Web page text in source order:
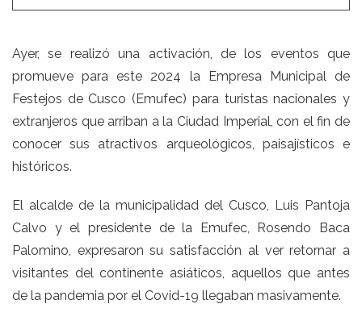
Ayer, se realizó una activación, de los eventos que
promueve para este 2024 la Empresa Municipal de
Festejos de Cusco (Emufec) para turistas nacionales y
extranjeros que arriban a la Ciudad Imperial, con el fin de
conocer sus atractivos arqueológicos, paisajísticos e
históricos.
El alcalde de la municipalidad del Cusco, Luis Pantoja
Calvo y el presidente de la Emufec, Rosendo Baca
Palomino, expresaron su satisfacción al verretornar a
visitantes del continente asiáticos, aquellos que antes
de la pandemia por el Covid-19 llegaban masivamente.